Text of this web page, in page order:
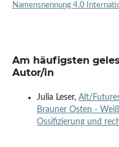
Namensnennung 4.0
Am häufigsten
Autor/in
Julia Leser, Alt/
Brauner Osten -
Ossifizierung und